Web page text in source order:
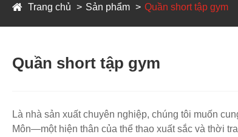
Trang chủ Sản phẩm Quần short tập gym
Quần short tập gym
Là nhà sản xuất chuyên nghiệp, chúng tôi muốn
Môn—một hiện thân của thể thao xuất sắc và thời